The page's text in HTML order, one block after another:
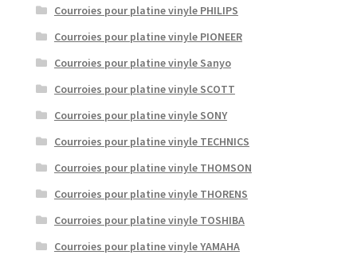
Courroies pour platine vinyle PHILIPS
Courroies pour platine vinyle PIONEER
Courroies pour platine vinyle Sanyo
Courroies pour platine vinyle SCOTT
Courroies pour platine vinyle SONY
Courroies pour platine vinyle TECHNICS
Courroies pour platine vinyle THOMSON
Courroies pour platine vinyle THORENS
Courroies pour platine vinyle TOSHIBA
Courroies pour platine vinyle YAMAHA